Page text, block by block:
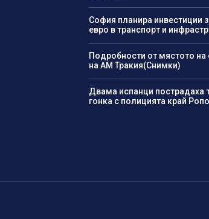
София планира инвестиции
евро в транспорт и
Подробности от мястото
на АМ Тракия(Снимки)
Двама испанци пострадаха
гонка с полицията край